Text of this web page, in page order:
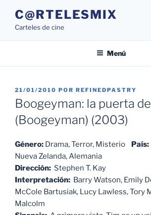
contenido
C@RTELESMIX
Carteles de cine
Menú
PUBLICADO
EL
21/01/2010 POR REFINEDPASTRY
Boogeyman: la puerta
(Boogeyman) (2003)
Género: Drama, Terror, Misterio País:
Nueva Zelanda, Alemania
Dirección: Stephen T. Kay
Interpretación: Barry Watson, Emily
McCole Bartusiak, Lucy Lawless, Tory
Malcolm